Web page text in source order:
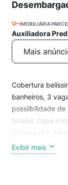
IMOBILIÁRIA
Auxiliadora
Mais
Cobertura
banheiros, 3
possíibilidade de
lavabo, copa-
ambientes, todo
inferior, escada
Exibir mais